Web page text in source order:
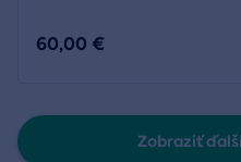
60,00 €
Zobraziť